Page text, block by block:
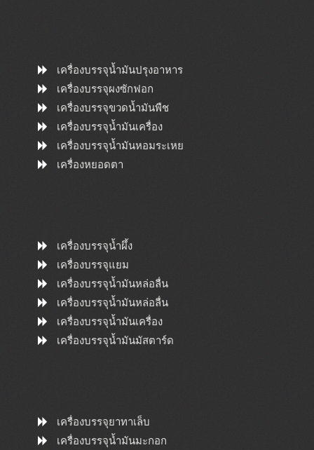
เครื่องบรรจุน้ำมันปรุงอาหาร
เครื่องบรรจุผงซักฟอก
เครื่องบรรจุขวดน้ำมันพืช
เครื่องบรรจุน้ำมันเครื่อง
เครื่องบรรจุน้ำมันหอมระเหย
เครื่องหยอดตา
เครื่องบรรจุน้ำผึ้ง
เครื่องบรรจุแยม
เครื่องบรรจุน้ำมันหล่อลื่น
เครื่องบรรจุน้ำมันหล่อลื่น
เครื่องบรรจุน้ำมันเครื่อง
เครื่องบรรจุน้ำมันมัสตาร์ด
เครื่องบรรจุยาทาเล็บ
เครื่องบรรจุน้ำมันมะกอก